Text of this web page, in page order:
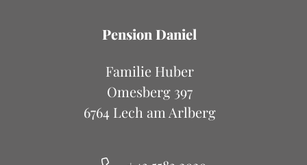
Pension Daniel
Familie Huber
Omesberg 397
6764 Lech am Arlberg